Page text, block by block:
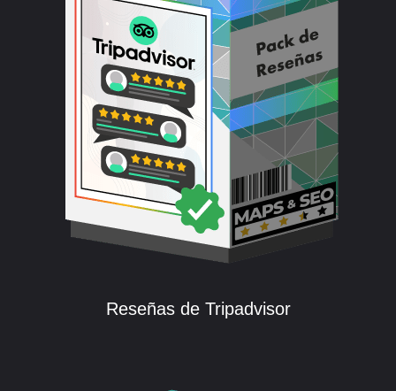
Reseñas de Tripadvisor